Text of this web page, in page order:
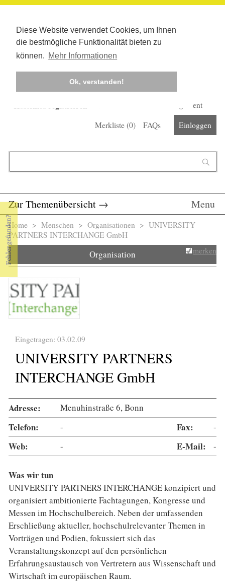
Diese Website verwendet Cookies, um Ihnen
die bestmögliche Funktionalität bieten zu
können. Mehr Informationen
Ok, verstanden!
Kostenlos registrieren
Corona-Management
Merkliste (0) FAQs Einloggen
Zur Themenübersicht → Menu
Sie sind hier
Home > Menschen > Organisationen > UNIVERSITY
PARTNERS INTERCHANGE GmbH
Organisation merken
Eingetragen: 03.02.09
UNIVERSITY PARTNERS
INTERCHANGE GmbH
Adresse: Menuhinstraße 6, Bonn
Telefon: - Fax: -
Web: - E-Mail: -
Was wir tun
UNIVERSITY PARTNERS INTERCHANGE konzipiert und
organisiert ambitionierte Fachtagungen, Kongresse und
Messen im Hochschulbereich. Neben der umfassenden
Erschließung aktueller, hochschulrelevanter Themen in
Vorträgen und Podien, fokussiert sich das
Veranstaltungskonzept auf den persönlichen
Erfahrungsaustausch von Vertretern aus Wissenschaft und
Wirtschaft im europäischen Raum.